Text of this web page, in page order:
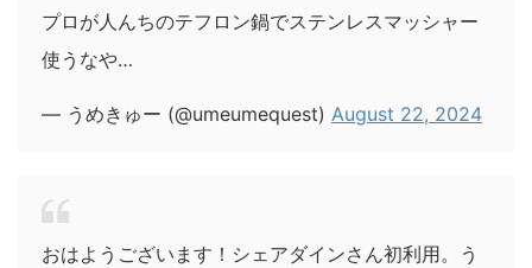
プロが人んちのテフロン鍋でステンレスマッシャー
使うなや…
— うめきゅー (@umeumequest) August 22, 2024
おはようございます！シェアダインさん初利用。う